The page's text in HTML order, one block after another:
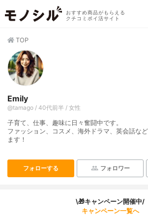
おすすめ商品がもらえる
クチコミポイ活サイト
TOP
Emily
@tamago / 40代前半 / 女性
子育て、仕事、趣味に日々奮闘中です。
ファッション、コスメ、海外ドラマ、英会話な
ます！
フォローする フォロワー
\🎁キャンペーン開催中/
キャンペーン一覧へ